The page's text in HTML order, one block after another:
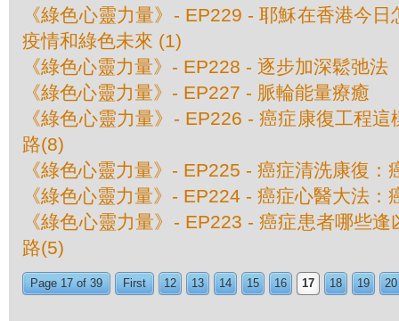
《綠色心靈力量》- EP229 - 耶穌在香港今
疫情和綠色未來 (1)
《綠色心靈力量》- EP228 - 逐步加深鬆弛法
《綠色心靈力量》- EP227 - 脈輪能量療癒
《綠色心靈力量》- EP226 - 癌症康復工程
路(8)
《綠色心靈力量》- EP225 - 癌症清洗康復：
《綠色心靈力量》- EP224 - 癌症心醫大法：
《綠色心靈力量》- EP223 - 癌症患者哪些
路(5)
Page 17 of 39 First 12 13 14 15 16 17 18 19 20